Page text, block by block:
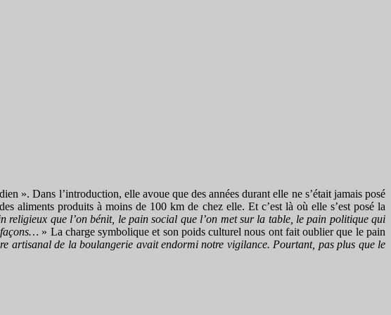
». Dans l’introduction, elle avoue que des années durant elle ne s’était jamais posé
aliments produits à moins de 100 km de chez elle. Et c’est là où elle s’est posé la
religieux que l’on bénit, le pain social que l’on met sur la table, le pain politique qui
façons… » La charge symbolique et son poids culturel nous ont fait oublier que le pain
artisanal de la boulangerie avait endormi notre vigilance. Pourtant, pas plus que le